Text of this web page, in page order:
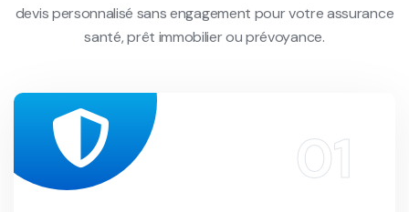
devis personnalisé sans engagement pour votre assurance
santé, prêt immobilier ou prévoyance.